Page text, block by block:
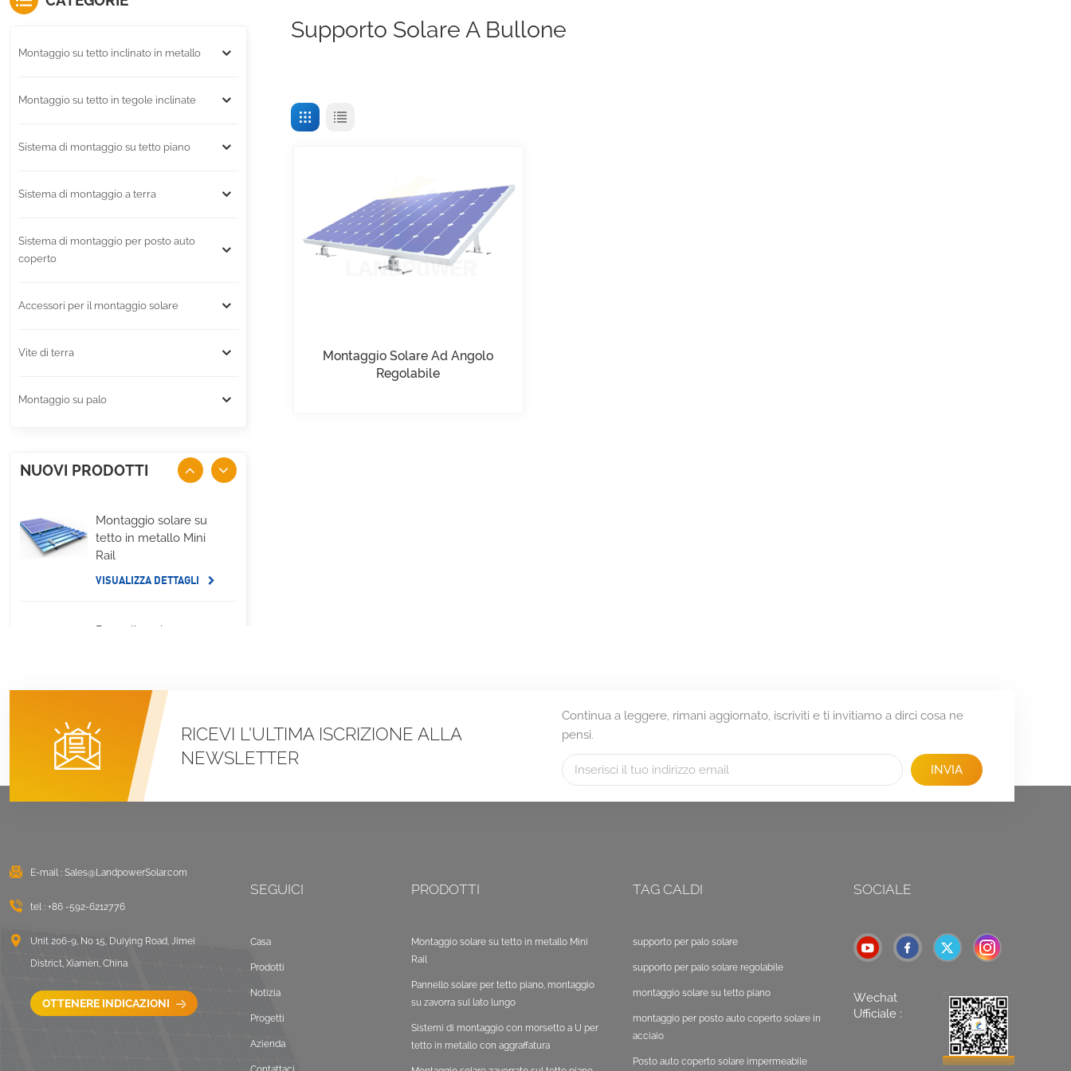
Supporto Solare A Bullone
Montaggio Solare Ad Angolo
Regolabile
Montaggio su tetto inclinato in metallo
Montaggio su tetto in tegole inclinate
Sistema di montaggio su tetto piano
Sistema di montaggio a terra
Sistema di montaggio per posto auto
coperto
Accessori per il montaggio solare
Vite di terra
Montaggio su palo
NUOVI PRODOTTI
Montaggio solare su
tetto in metallo Mini
Rail
VISUALIZZA DETTAGLI
Pannello solare per
VISUALIZZA DETTAGLI
Sistemi di montaggio
con morsetto a U per
tetto in metallo con
aggraffatura
VISUALIZZA DETTAGLI
zavorrato sul tetto
VISUALIZZA DETTAGLI
Sistemi di montaggio
ondulato
VISUALIZZA DETTAGLI
RICEVI L'ULTIMA ISCRIZIONE ALLA
NEWSLETTER
Continua a leggere, rimani aggiornato, iscriviti e ti invitiamo a dirci cosa ne
pensi.
INVIA
E-mail : Sales@LandpowerSolar.com
tel : +86 -592-6212776
Unit 206-9, No 15, Duiying Road, Jimei
District, Xiamen, China
OTTENERE INDICAZIONI
SEGUICI
Casa
Prodotti
Notizia
Progetti
Azienda
PRODOTTI
Montaggio solare su tetto in metallo Mini
Rail
Pannello solare per tetto piano, montaggio
su zavorra sul lato lungo
Sistemi di montaggio con morsetto a U per
tetto in metallo con aggraffatura
TAG CALDI
supporto per palo solare
supporto per palo solare regolabile
montaggio solare su tetto piano
montaggio per posto auto coperto solare in
acciaio
Posto auto coperto solare impermeabile
SOCIALE
Wechat
Ufficiale :